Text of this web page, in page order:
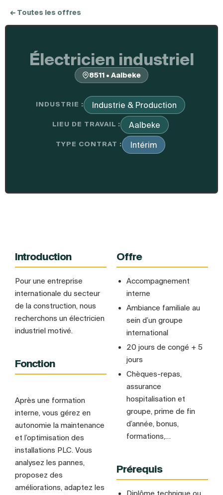
← Toutes les offres
Électricien industriel
8511 • Aalbeke
INDUSTRIE : Industrie & Production
LIEU DE TRAVAIL : Aalbeke
TYPE CONTRAT : Intérim
Introduction
Pour une entreprise
internationale du secteur
de la construction, nous
recherchons un électricien
industriel motivé.
Fonction
Après une formation
interne, vous gérez en
autonomie la maintenance
et l’optimisation des
installations PLC. Vous
analysez les pannes,
proposez des
améliorations, adaptez les
Offre
Accompagnement
interne
Ambiance familiale au
sein d’un groupe
international
20 jours de congé + 5
jours
Chèques-repas,
assurance
hospitalisation et
groupe, prime de fin
d’année, bonus,
formations,…
Prérequis